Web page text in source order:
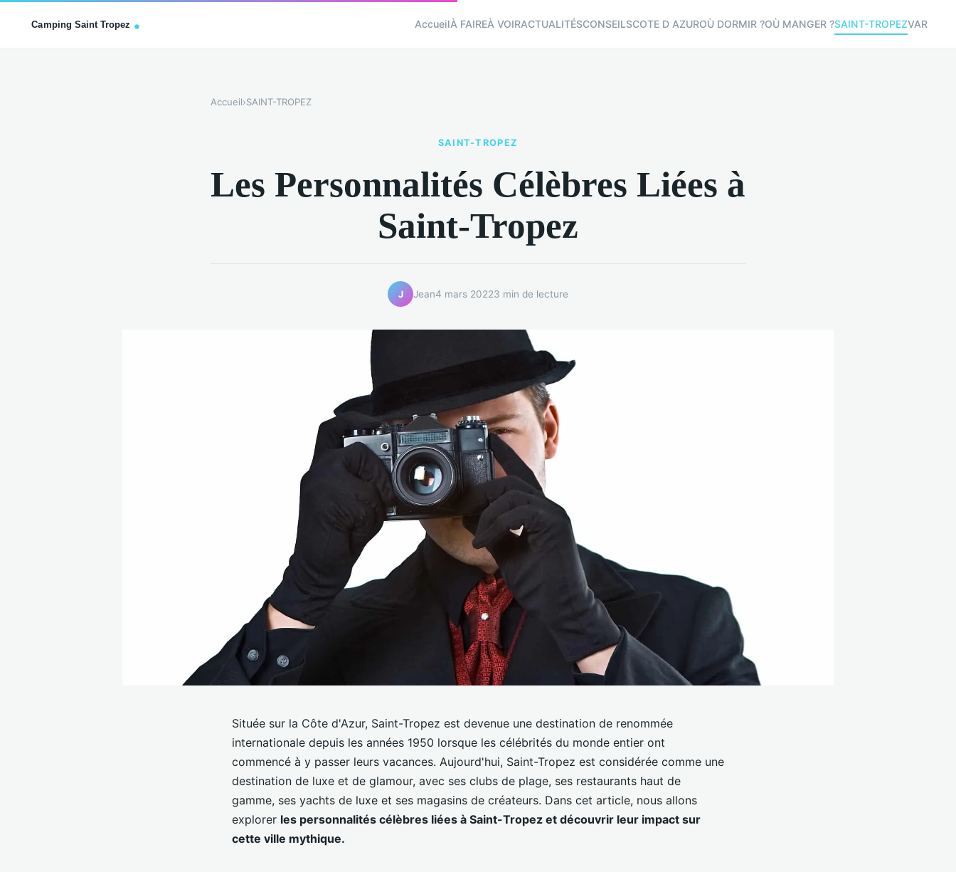
AccueilÀ FAIREÀ VOIRACTUALITÉSCONSEILSCOTE D AZUROÙ DORMIR ?OÙ MANGER ?SAINT-TROPEZVAR
Accueil›SAINT-TROPEZ
SAINT-TROPEZ
Les Personnalités Célèbres Liées à
Saint-Tropez
J Jean4 mars 20223 min de lecture
Située sur la Côte d'Azur, Saint-Tropez est devenue une destination de renommée
internationale depuis les années 1950 lorsque les célébrités du monde entier ont
commencé à y passer leurs vacances. Aujourd'hui, Saint-Tropez est considérée comme une
destination de luxe et de glamour, avec ses clubs de plage, ses restaurants haut de
gamme, ses yachts de luxe et ses magasins de créateurs. Dans cet article, nous allons
explorer les personnalités célèbres liées à Saint-Tropez et découvrir leur impact sur
cette ville mythique.